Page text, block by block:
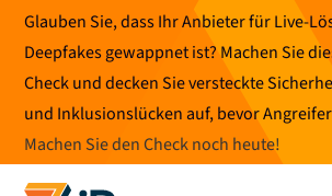
Zum
Inhalt
springen
Glauben Sie, dass Ihr Anbieter für Live-
Deepfakes gewappnet ist? Machen Sie
Check und decken Sie versteckte
und Inklusionslücken auf, bevor
Machen Sie den Check noch heute!